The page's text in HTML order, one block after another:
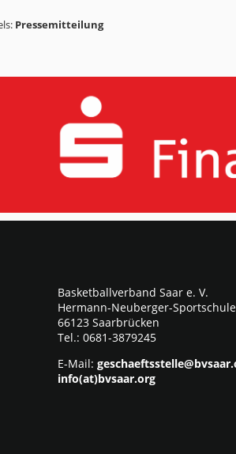
Pressemitteilung
Basketballverband Saar e. V.
Hermann-Neuberger-
66123 Saarbrücken
Tel.: 0681-3879245
E-Mail:
info(at)bvsaar.org